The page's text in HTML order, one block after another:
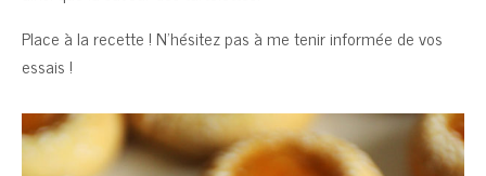
Place à la recette ! N’hésitez pas à me tenir informée de vos
essais !